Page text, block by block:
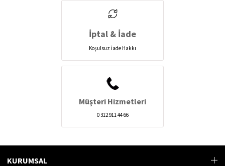
İptal & İade
Koşulsuz İade Hakkı
Müşteri Hizmetleri
0 312 911 44 66
KURUMSAL